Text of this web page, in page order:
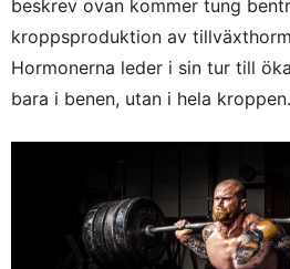
beskrev ovan kommer tung
kroppsproduktion av
Hormonerna leder i sin tur till
bara i benen, utan i hela kroppen.